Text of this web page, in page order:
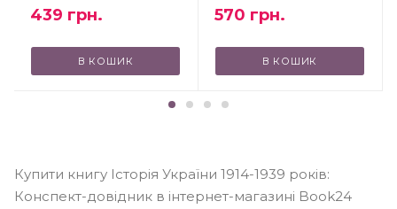
439 грн.
В КОШИК
570 грн.
В КОШИК
Купити книгу Історія України 1914-1939 років:
Конспект-довідник в інтернет-магазині Book24